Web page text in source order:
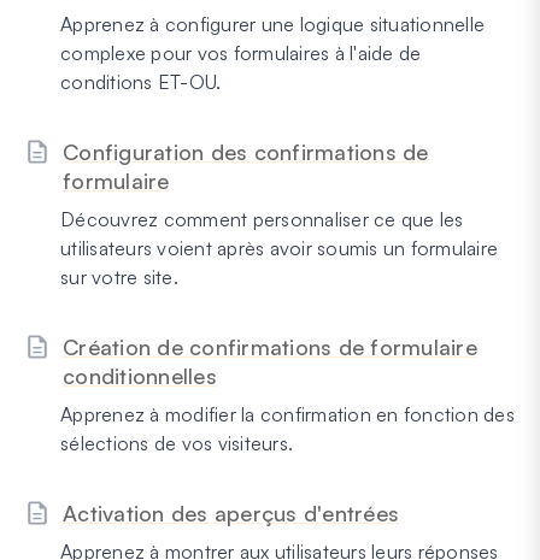
Apprenez à configurer une logique situationnelle
complexe pour vos formulaires à l'aide de
conditions ET-OU.
Configuration des confirmations de
formulaire
Découvrez comment personnaliser ce que les
utilisateurs voient après avoir soumis un formulaire
sur votre site.
Création de confirmations de formulaire
conditionnelles
Apprenez à modifier la confirmation en fonction des
sélections de vos visiteurs.
Activation des aperçus d'entrées
Apprenez à montrer aux utilisateurs leurs réponses